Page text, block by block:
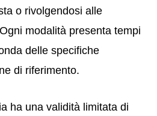
o rivolgendosi alle
modalità presenta tempi
delle specifiche
di riferimento.
ha una validità limitata di